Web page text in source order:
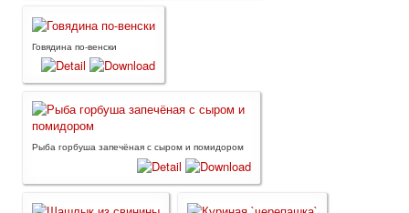
Говядина по-венски
Рыба горбуша запечёная с сыром и помидором